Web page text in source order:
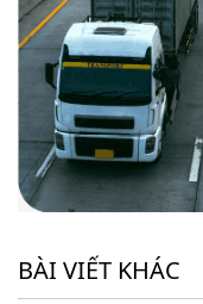
BÀI VIẾT KHÁC